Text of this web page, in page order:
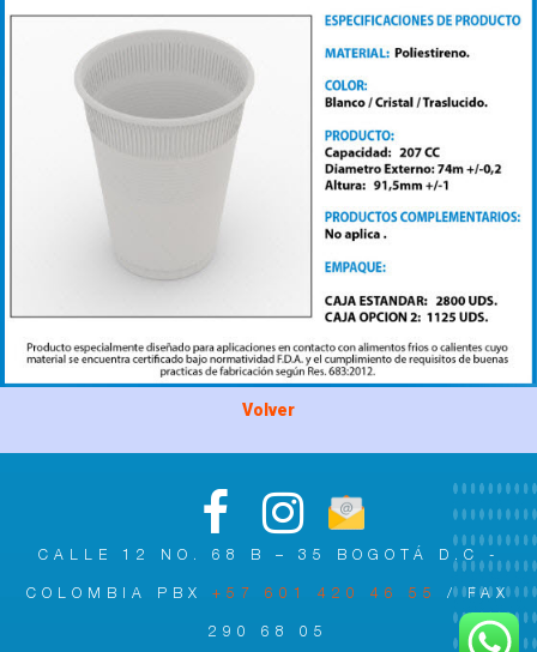
Volver
CALLE 12 NO. 68 B – 35 BOGOTÁ D.C -
COLOMBIA PBX +57 601 420 46 55 / FAX
290 68 05